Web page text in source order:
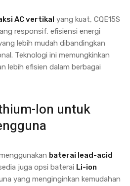
AC vertikal yang kuat, CQE15S
responsif, efisiensi energi
lebih mudah dibandingkan
Teknologi ini memungkinkan
lebih efisien dalam berbagai
Ion untuk
baterai lead-acid
juga opsi baterai Li-ion
yang menginginkan kemudahan